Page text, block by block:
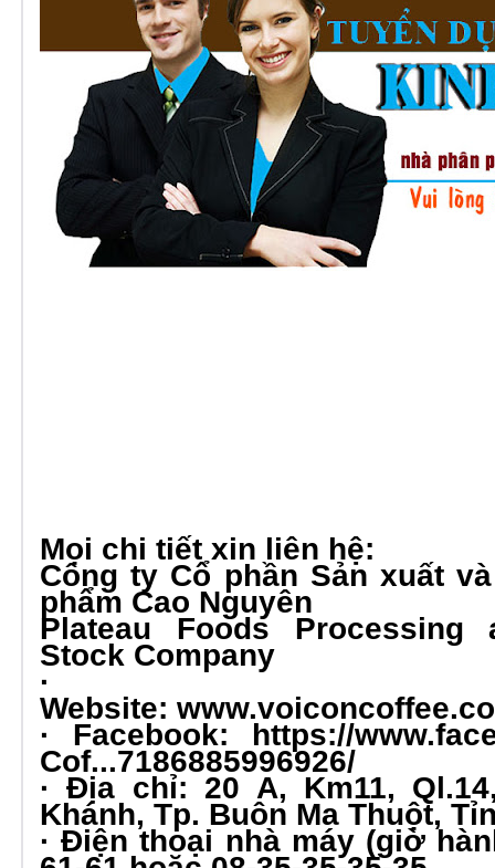
Mọi chi tiết xin liên hệ:
Công ty Cổ phần Sản xuất
phẩm Cao Nguyên
Plateau Foods Processing
Stock Company
·
Website:
· Facebook: https://
Cof...7186885996926/
· Địa chỉ: 20 A, Km11,
Khánh, Tp. Buôn Ma Thuột,
· Điện thoại nhà máy (giờ